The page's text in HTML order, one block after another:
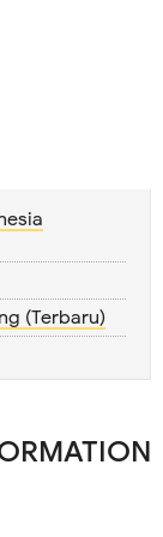
(Terbaru)